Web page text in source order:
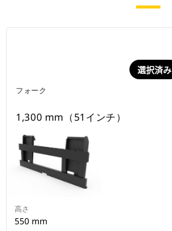
フォーク
選択済み
1,300 mm（51インチ）
高さ
550 mm